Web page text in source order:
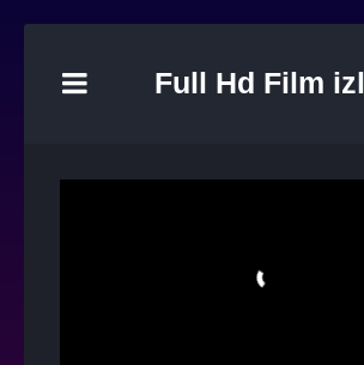
Full Hd Film